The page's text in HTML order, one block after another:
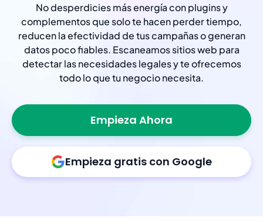
No desperdicies más energía con plugins y
complementos que solo te hacen perder tiempo,
reducen la efectividad de tus campañas o generan
datos poco fiables. Escaneamos sitios web para
detectar las necesidades legales y te ofrecemos
todo lo que tu negocio necesita.
Empieza Ahora
Empieza gratis con Google